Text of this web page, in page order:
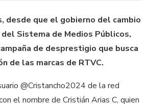
desde que el gobierno del cambio
Sistema de Medios Públicos,
de desprestigio que busca
de las marcas de RTVC.
@Cristancho2024 de la red
el nombre de Cristián Arias C, quien